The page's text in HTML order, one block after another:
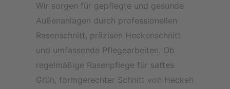
Wir sorgen für gepflegte und gesunde
Außenanlagen durch professionellen
Rasenschnitt, präzisen Heckenschnitt
und umfassende Pflegearbeiten. Ob
regelmäßige Rasenpflege für sattes
Grün, formgerechter Schnitt von Hecken